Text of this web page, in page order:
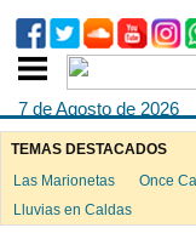
7 de Agosto de 2026
TEMAS DESTACADOS
Las Marionetas
Once
Lluvias en Caldas